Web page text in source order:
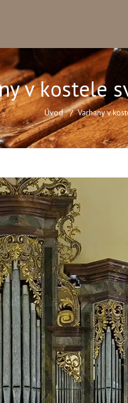
v kostele
Úvod Varhany v